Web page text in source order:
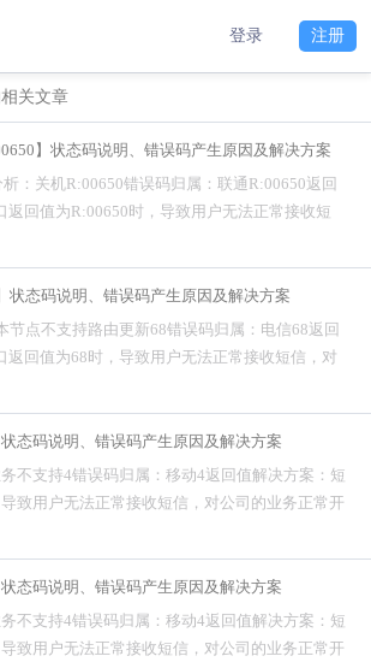
登录 注册
关文章
】状态码说明、错误码产生原因及解决方案
：关机R:00650错误码归属：联通R:00650返回
返回值为R:00650时，导致用户无法正常接收短
展造成不利影响。针对短信接口...
状态码说明、错误码产生原因及解决方案
节点不支持路由更新68错误码归属：电信68返回
返回值为68时，导致用户无法正常接收短信，对
成不利影响。针对短信接口错误码为68问题，互
态码说明、错误码产生原因及解决方案
不支持4错误码归属：移动4返回值解决方案：短
致用户无法正常接收短信，对公司的业务正常开
短信接口错误码为4问题，互亿无线提供完整解决
态码说明、错误码产生原因及解决方案
不支持4错误码归属：移动4返回值解决方案：短
致用户无法正常接收短信，对公司的业务正常开